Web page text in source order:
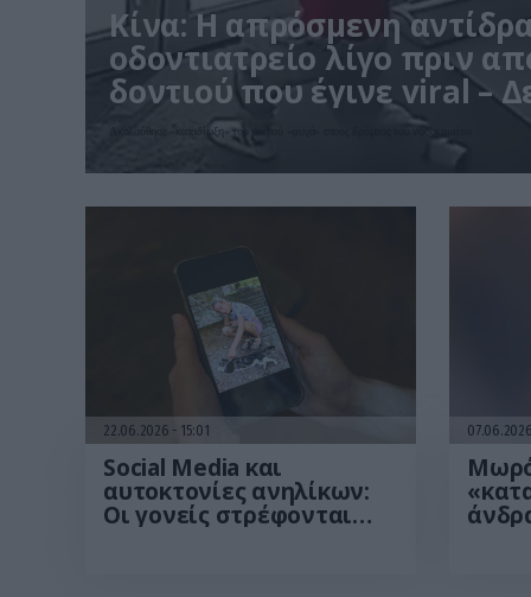
Κίνα: Η απρόσμενη
οδοντιατρείο λίγο πριν
δοντιού που έγινε viral –
Ακολούθησε «καταδίωξη» του μικρού «φυγά» στους δρόμους του νοσοκομείου
22.06.2026 15:01
Social Media και
αυτοκτονίες ανηλίκων:
Οι γονείς στρέφονται
07.06.2026